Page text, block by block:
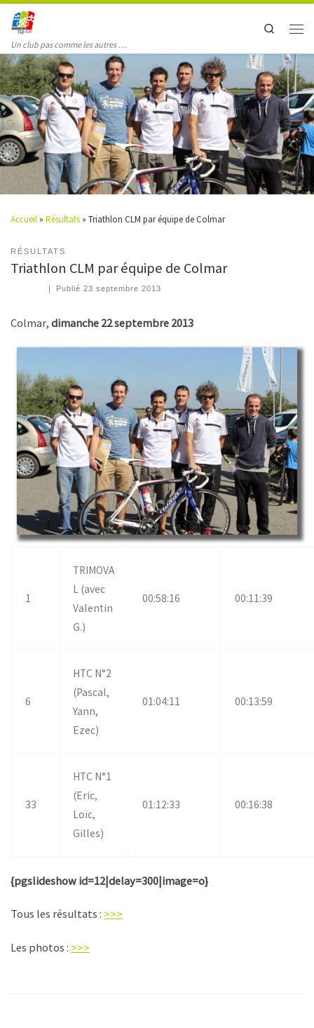
Un club pas comme les autres …
Search
Accueil » Résultats » Triathlon CLM par équipe de Colmar
RÉSULTATS
Triathlon CLM par équipe de Colmar
| Publié23 septembre 2013
Colmar, dimanche 22 septembre 2013
1
TRIMOVA
L (avec
Valentin
G.)
00:58:16 00:11:39
6
HTC N°2
(Pascal,
Yann,
Ezec)
01:04:11 00:13:59
33
HTC N°1
(Eric,
Loïc,
Gilles)
01:12:33 00:16:38
{pgslideshow id=12|delay=300|image=o}
Tous les résultats : >>>
Les photos : >>>